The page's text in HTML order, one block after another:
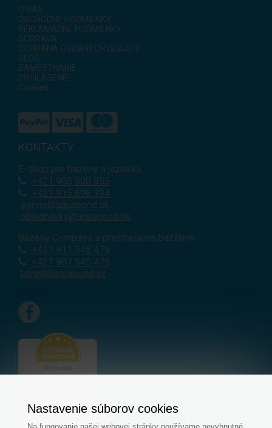
O NÁS
OBCHODNÉ PODMIENKY
REKLAMAČNÉ PODMIENKY
DOPRAVA
OCHRANA OSOBNÝCH ÚDAJOV
BLOG
ZAMESTNANIE
PRIHLÁSENIE
Cookies
KONTAKTY
E-shop pre bazény a jazierka
+421 905 500 955
+421 915 696 394
servis@aquapond.sk
objednavky@aquapond.sk
Bazény Compass a prestrešenia bazénov
+421 911 545 479
+421 907 545 479
bartal@aquapond.sk
Nastavenie súborov cookies